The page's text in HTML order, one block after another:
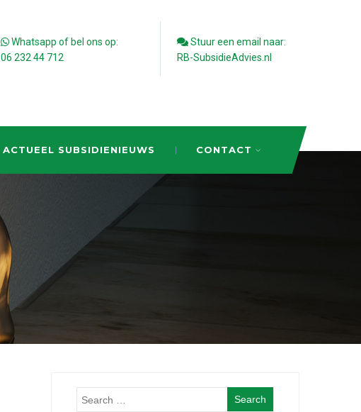
Whatsapp of bel ons op:
06 232 44 712
Stuur een email naar:
RB-SubsidieAdvies.nl
ACTUEEL SUBSIDIENIEUWS CONTACT